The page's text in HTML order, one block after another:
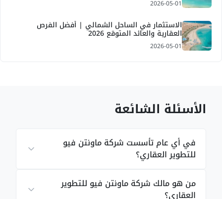
2026-05-01
الاستثمار في الساحل الشمالي | أفضل الفرص
العقارية والعائد المتوقع 2026
2026-05-01
الأسئلة الشائعة
في أي عام تأسست شركة ماونتن فيو
للتطوير العقاري؟
من هو مالك شركة ماونتن فيو للتطوير
العقاري؟